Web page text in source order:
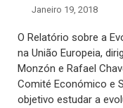
Janeiro 19, 2018
O Relatório sobre a
na União Europeia,
Monzón e Rafael
Comité Económico e
objetivo estudar a